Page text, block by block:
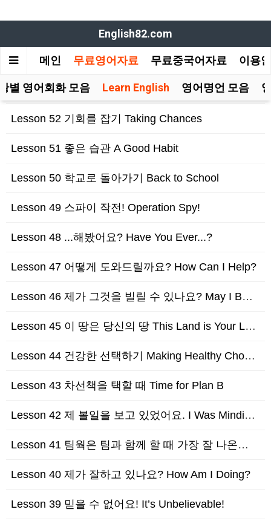
English82.com
메인 무료영어자료 무료중국어자료 이용
별 영어회화 모음 Learn English 영어명언 모음
Lesson 52 기회를 잡기 Taking Chances
Lesson 51 좋은 습관 A Good Habit
Lesson 50 학교로 돌아가기 Back to School
Lesson 49 스파이 작전! Operation Spy!
Lesson 48 ...해봤어요? Have You Ever...?
Lesson 47 어떻게 도와드릴까요? How Can I Help?
Lesson 46 제가 그것을 빌릴 수 있나요? May I Borrow That?
Lesson 45 이 땅은 당신의 땅 This Land is Your Land.
Lesson 44 건강한 선택하기 Making Healthy Choices
Lesson 43 차선책을 택할 때 Time for Plan B
Lesson 42 제 볼일을 보고 있었어요. I Was Minding My Own Busi…
Lesson 41 팀웍은 팀과 함께 할 때 가장 잘 나온다. Teamwork Works B…
Lesson 40 제가 잘하고 있나요? How Am I Doing?
Lesson 39 믿을 수 없어요! It’s Unbelievable!